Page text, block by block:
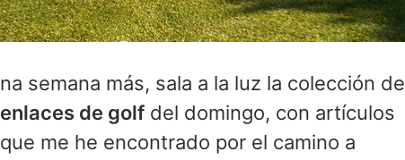
na semana más, sala a la luz la colección de
enlaces de golf del domingo, con artículos
que me he encontrado por el camino a